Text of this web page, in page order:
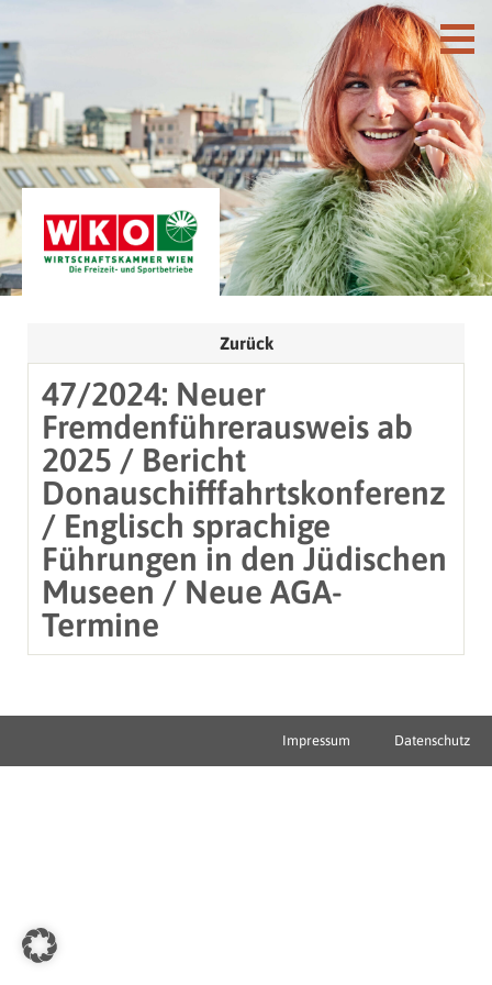
Zurück
47/2024: Neuer
Fremdenführerausweis ab
2025 / Bericht
Donauschifffahrtskonferenz
/ Englisch sprachige
Führungen in den Jüdischen
Museen / Neue AGA-
Termine
Impressum Datenschutz